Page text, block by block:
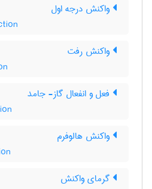
واکنش درجه اول
واکنش رفت
فعل و انفعال گاز- جامد
واکنش هالوفرم
گرمای واکنش